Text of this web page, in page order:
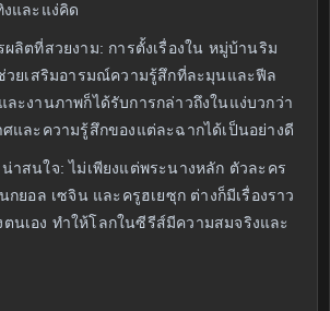
งและแง่คิด
ลิตที่สวยงาม: การตั้งเรื่องใน หมู่บ้านริม
วยเสริมอารมณ์ความรู้สึกที่ละมุนและฟีล
ะงานภาพก็ได้รับการกล่าวถึงในแง่บวกว่า
ศและความรู้สึกของแต่ละฉากได้เป็นอย่างดี
าสนใจ: ไม่เพียงแต่พระนางหลัก ตัวละคร
ยอล เซจิน และครูฮเยซุก ต่างก็มีเรื่องราว
นเอง ทำให้โลกในซีรีส์มีความสมจริงและ